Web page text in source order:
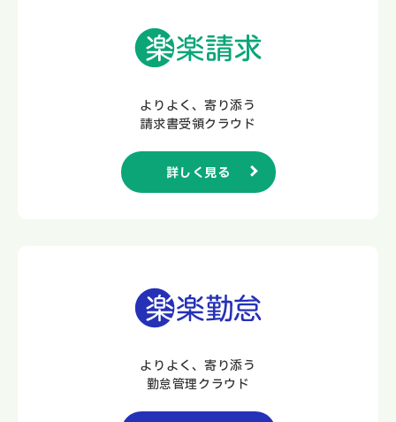
よりよく、寄り添う
請求書受領クラウド
詳しく見る
よりよく、寄り添う
勤怠管理クラウド